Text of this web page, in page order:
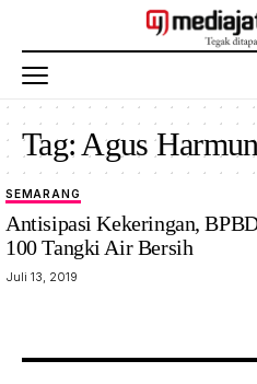
Tag: Agus
SEMARANG
Antisipasi Kekeringan,
100 Tangki Air Bersih
Juli 13, 2019